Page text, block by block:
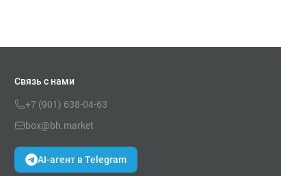
Связь с нами
+7 (901) 638-04-63
box@bh.market
AI-агент в Telegram